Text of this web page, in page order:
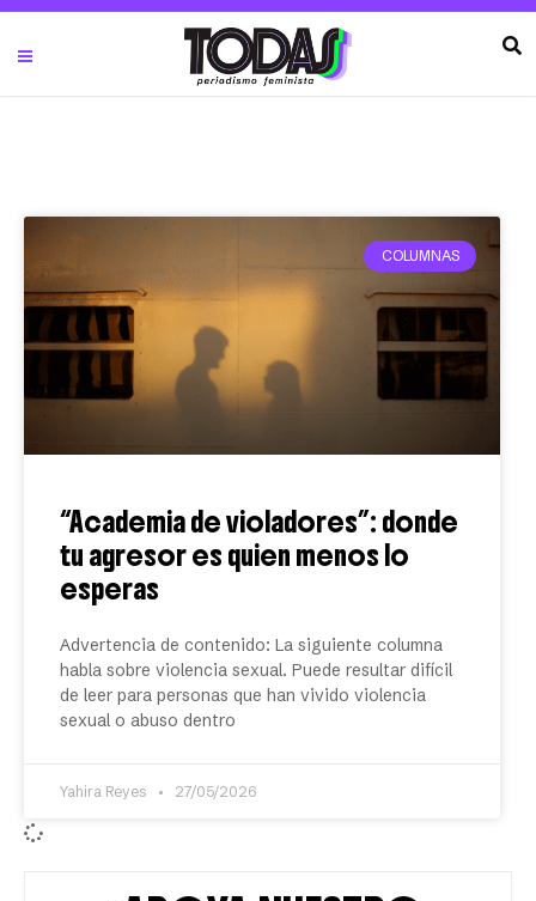
COLUMNAS
“Academia de violadores”: donde
tu agresor es quien menos lo
esperas
Advertencia de contenido: La siguiente columna
habla sobre violencia sexual. Puede resultar difícil
de leer para personas que han vivido violencia
sexual o abuso dentro
Yahira Reyes 27/05/2026